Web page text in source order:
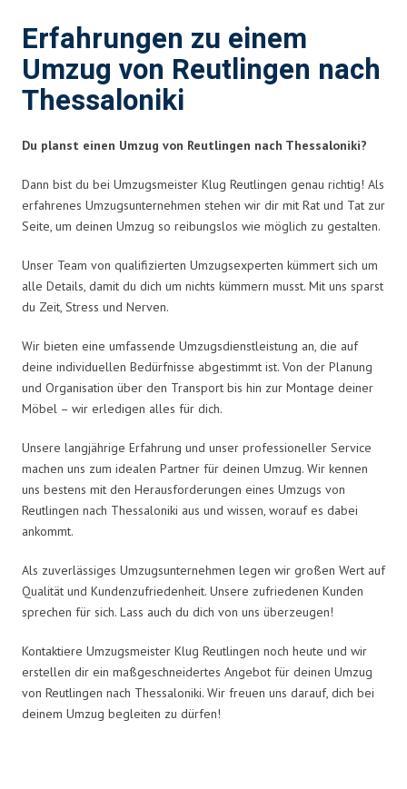
Erfahrungen zu einem
Umzug von Reutlingen nach
Thessaloniki
Du planst einen Umzug von Reutlingen nach Thessaloniki?
Dann bist du bei Umzugsmeister Klug Reutlingen genau richtig! Als
erfahrenes Umzugsunternehmen stehen wir dir mit Rat und Tat zur
Seite, um deinen Umzug so reibungslos wie möglich zu gestalten.
Unser Team von qualifizierten Umzugsexperten kümmert sich um
alle Details, damit du dich um nichts kümmern musst. Mit uns sparst
du Zeit, Stress und Nerven.
Wir bieten eine umfassende Umzugsdienstleistung an, die auf
deine individuellen Bedürfnisse abgestimmt ist. Von der Planung
und Organisation über den Transport bis hin zur Montage deiner
Möbel – wir erledigen alles für dich.
Unsere langjährige Erfahrung und unser professioneller Service
machen uns zum idealen Partner für deinen Umzug. Wir kennen
uns bestens mit den Herausforderungen eines Umzugs von
Reutlingen nach Thessaloniki aus und wissen, worauf es dabei
ankommt.
Als zuverlässiges Umzugsunternehmen legen wir großen Wert auf
Qualität und Kundenzufriedenheit. Unsere zufriedenen Kunden
sprechen für sich. Lass auch du dich von uns überzeugen!
Kontaktiere Umzugsmeister Klug Reutlingen noch heute und wir
erstellen dir ein maßgeschneidertes Angebot für deinen Umzug
von Reutlingen nach Thessaloniki. Wir freuen uns darauf, dich bei
deinem Umzug begleiten zu dürfen!